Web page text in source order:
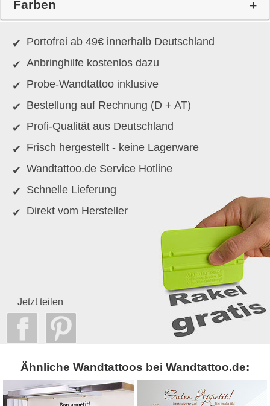
Farben
Portofrei ab 49€ innerhalb Deutschland
Anbringhilfe kostenlos dazu
Probe-Wandtattoo inklusive
Bestellung auf Rechnung (D + AT)
Profi-Qualität aus Deutschland
Frisch hergestellt - keine Lagerware
Wandtattoo.de Service Hotline
Schnelle Lieferung
Direkt vom Hersteller
Jetzt teilen
Ähnliche Wandtattoos bei Wandtattoo.de: